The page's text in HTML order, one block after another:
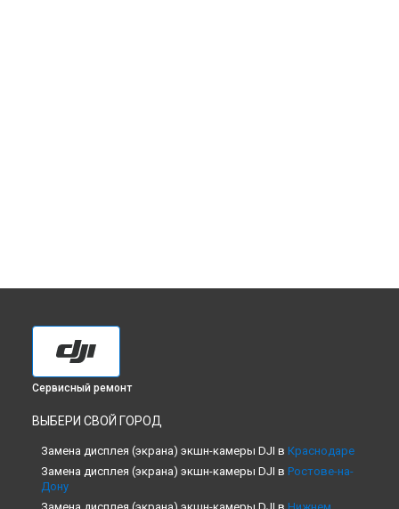
Сервисный ремонт
ВЫБЕРИ СВОЙ ГОРОД
Замена дисплея (экрана) экшн-камеры DJI в Краснодаре
Замена дисплея (экрана) экшн-камеры DJI в Ростове-на-
Дону